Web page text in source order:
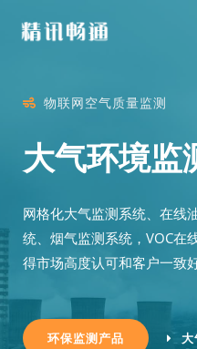
物联网空气质量监测
大气环境监
网格化大气监测系统、在线
统、烟气监测系统，VOC在
得市场高度认可和客户一致
环保监测产品 大